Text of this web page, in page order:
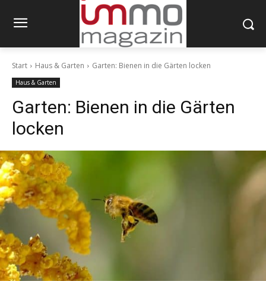
Start Haus & Garten Garten: Bienen in die Gärten locken
Haus & Garten
Garten: Bienen in die Gärten
locken